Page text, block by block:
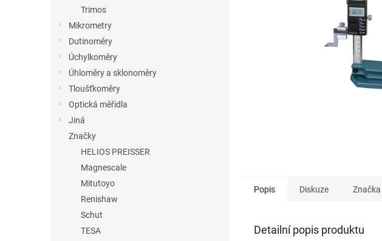
Trimos
Mikrometry
Dutinoměry
Úchylkoměry
Úhloměry a sklonoměry
Tloušťkoměry
Optická měřidla
Jiná
Značky
HELIOS PREISSER
Magnescale
Mitutoyo
Renishaw
Schut
TESA
Popis Diskuze Značka
Detailní popis produktu